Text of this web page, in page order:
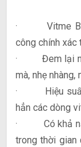
· Vitme BF,
công chính xác
· Đem lại
mà, nhẹ nhàng,
· Hiệu suất
hẳn các dòng
· Có khả
trong thời gian